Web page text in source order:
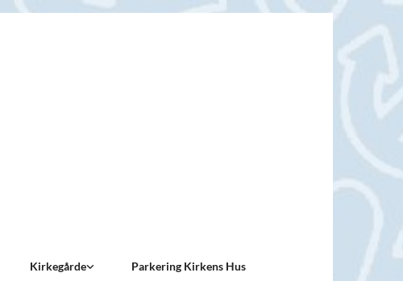
Kirkegårde Parkering Kirkens Hus